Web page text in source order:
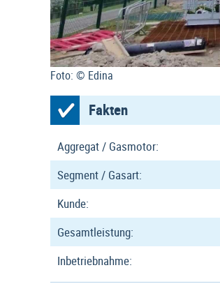
Foto: © Edina
Fakten
Aggregat / Gasmotor:
Segment / Gasart:
Kunde:
Gesamtleistung:
Inbetriebnahme: